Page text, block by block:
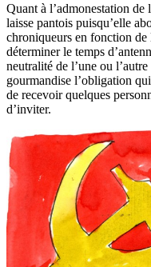
Quant à l’admonestation
laisse pantois puisqu’elle
chroniqueurs en fonction
déterminer le temps
neutralité de l’une ou
gourmandise l’obligation
de recevoir quelques
d’inviter.